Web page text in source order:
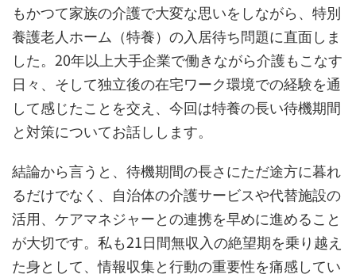
もかつて家族の介護で大変な思いをしながら、特別
養護老人ホーム（特養）の入居待ち問題に直面しま
した。20年以上大手企業で働きながら介護もこなす
日々、そして独立後の在宅ワーク環境での経験を通
して感じたことを交え、今回は特養の長い待機期間
と対策についてお話しします。
結論から言うと、待機期間の長さにただ途方に暮れ
るだけでなく、自治体の介護サービスや代替施設の
活用、ケアマネジャーとの連携を早めに進めること
が大切です。私も21日間無収入の絶望期を乗り越え
た身として、情報収集と行動の重要性を痛感してい